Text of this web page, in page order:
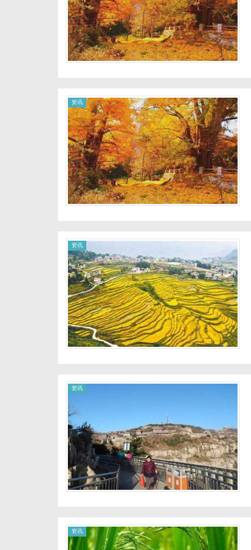
资讯
资讯
资讯
资讯